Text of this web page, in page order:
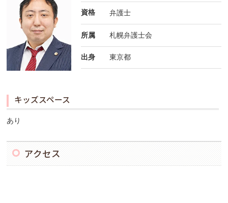
資格 弁護士
所属 札幌弁護士会
出身 東京都
キッズスペース
あり
アクセス